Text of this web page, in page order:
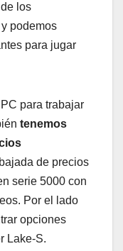
los
podemos
para jugar
para trabajar
tenemos
de precios
serie 5000 con
Por el lado
opciones
Lake-S.